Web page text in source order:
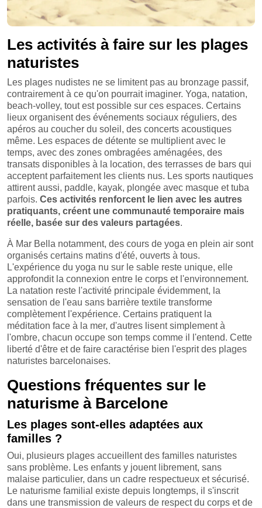
Les activités à faire sur les plages
naturistes
Les plages nudistes ne se limitent pas au bronzage passif,
contrairement à ce qu'on pourrait imaginer. Yoga, natation,
beach-volley, tout est possible sur ces espaces. Certains
lieux organisent des événements sociaux réguliers, des
apéros au coucher du soleil, des concerts acoustiques
même. Les espaces de détente se multiplient avec le
temps, avec des zones ombragées aménagées, des
transats disponibles à la location, des terrasses de bars qui
acceptent parfaitement les clients nus. Les sports nautiques
attirent aussi, paddle, kayak, plongée avec masque et tuba
parfois. Ces activités renforcent le lien avec les autres
pratiquants, créent une communauté temporaire mais
réelle, basée sur des valeurs partagées.
À Mar Bella notamment, des cours de yoga en plein air sont
organisés certains matins d'été, ouverts à tous.
L'expérience du yoga nu sur le sable reste unique, elle
approfondit la connexion entre le corps et l'environnement.
La natation reste l'activité principale évidemment, la
sensation de l'eau sans barrière textile transforme
complètement l'expérience. Certains pratiquent la
méditation face à la mer, d'autres lisent simplement à
l'ombre, chacun occupe son temps comme il l'entend. Cette
liberté d'être et de faire caractérise bien l'esprit des plages
naturistes barcelonaises.
Questions fréquentes sur le
naturisme à Barcelone
Les plages sont-elles adaptées aux
familles ?
Oui, plusieurs plages accueillent des familles naturistes
sans problème. Les enfants y jouent librement, sans
malaise particulier, dans un cadre respectueux et sécurisé.
Le naturisme familial existe depuis longtemps, il s'inscrit
dans une transmission de valeurs de respect du corps et de